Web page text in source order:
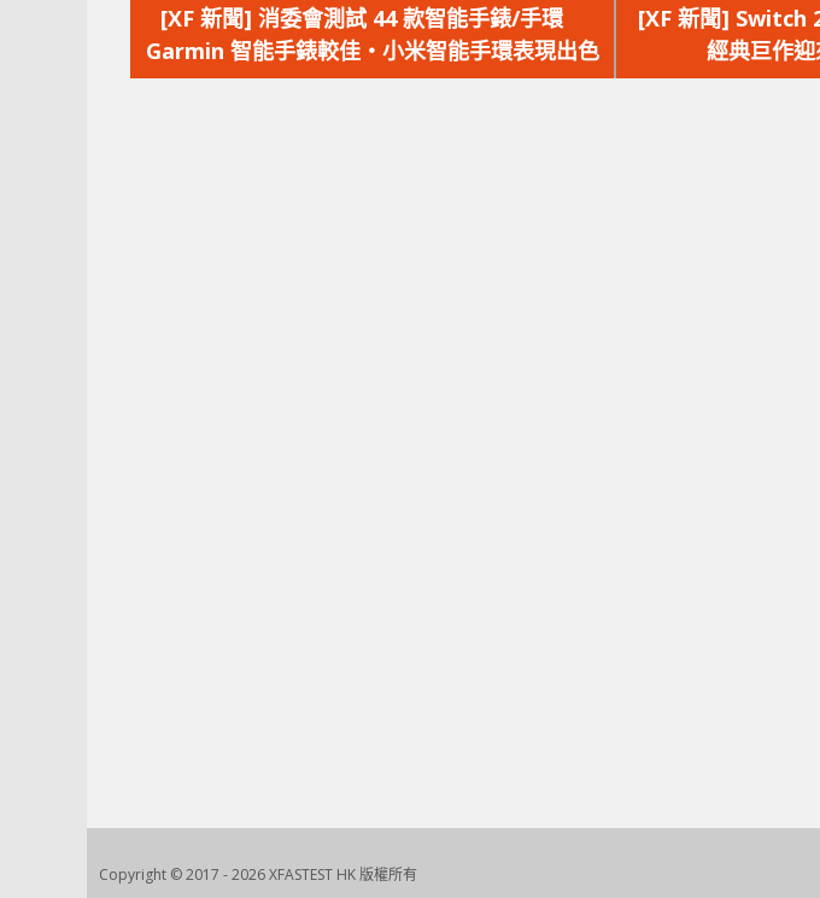
一
篇
文
[XF 新聞] 消委會測試 44 款智能手錶/手環
Garmin 智能手錶較佳‧小米智能手環表現出色
[XF 新聞] Switch
經典巨作
Copyright © 2017 - 2026 XFASTEST HK 版權所有